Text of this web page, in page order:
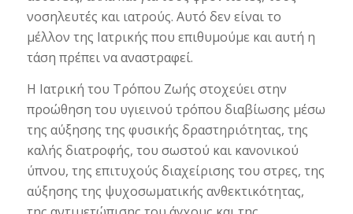
νοσηλευτές και ιατρούς. Αυτό δεν είναι το
μέλλον της Ιατρικής που επιθυμούμε και αυτή η
τάση πρέπει να αναστραφεί.
Η Ιατρική του Τρόπου Ζωής στοχεύει στην
προώθηση του υγιεινού τρόπου διαβίωσης μέσω
της αύξησης της φυσικής δραστηριότητας, της
καλής διατροφής, του σωστού και κανονικού
ύπνου, της επιτυχούς διαχείρισης του στρες, της
αύξησης της ψυχοσωματικής ανθεκτικότητας,